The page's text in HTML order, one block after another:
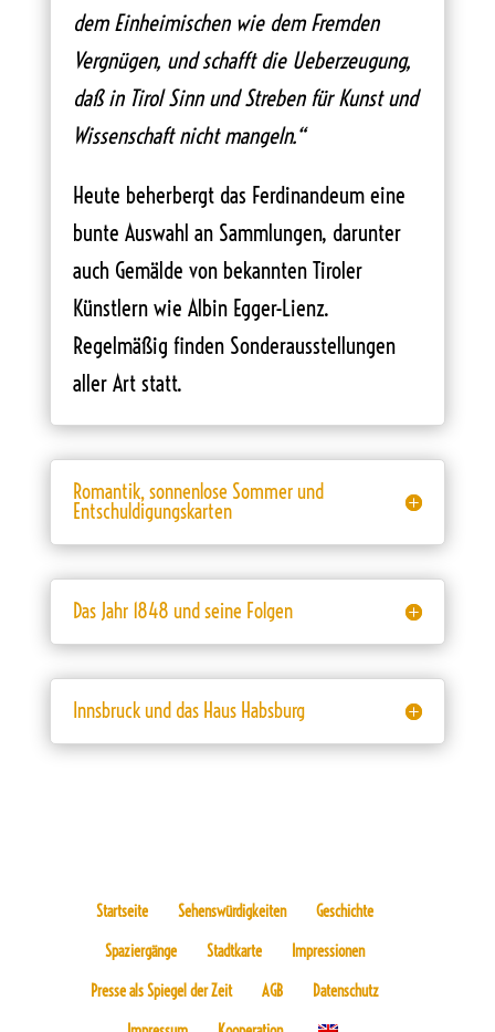
dem Einheimischen wie dem Fremden
Vergnügen, und schafft die Ueberzeugung,
daß in Tirol Sinn und Streben für Kunst und
Wissenschaft nicht mangeln.“
Heute beherbergt das Ferdinandeum eine
bunte Auswahl an Sammlungen, darunter
auch Gemälde von bekannten Tiroler
Künstlern wie Albin Egger-Lienz.
Regelmäßig finden Sonderausstellungen
aller Art statt.
Romantik, sonnenlose Sommer und
Entschuldigungskarten
Das Jahr 1848 und seine Folgen
Innsbruck und das Haus Habsburg
Startseite Sehenswürdigkeiten
Geschichte
Spaziergänge
Stadtkarte
Impressionen
Presse als Spiegel der Zeit
AGB
Datenschutz